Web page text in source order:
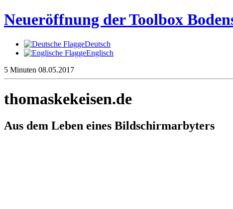
Neueröffnung der Toolbox
Deutsch
Englisch
5 Minuten 08.05.2017
thomaskekeisen.de
Aus dem Leben eines Bildschirmarbyters